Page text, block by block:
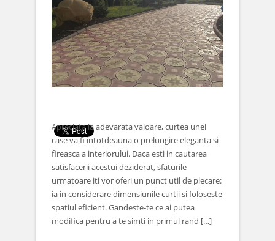
Apreciata la adevarata valoare, curtea unei
case va fi intotdeauna o prelungire eleganta si
fireasca a interiorului. Daca esti in cautarea
satisfacerii acestui deziderat, sfaturile
urmatoare iti vor oferi un punct util de plecare:
ia in considerare dimensiunile curtii si foloseste
spatiul eficient. Gandeste-te ce ai putea
modifica pentru a te simti in primul rand […]